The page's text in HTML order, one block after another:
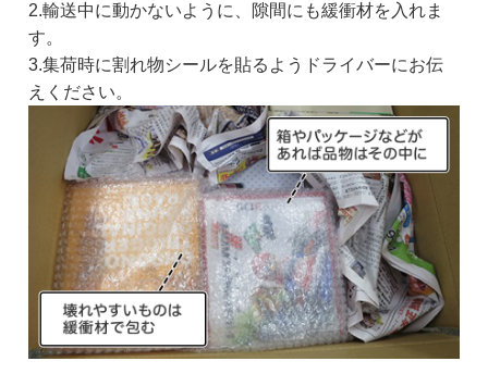
2.輸送中に動かないように、隙間にも緩衝材を入れま
す。
3.集荷時に割れ物シールを貼るようドライバーにお伝
えください。